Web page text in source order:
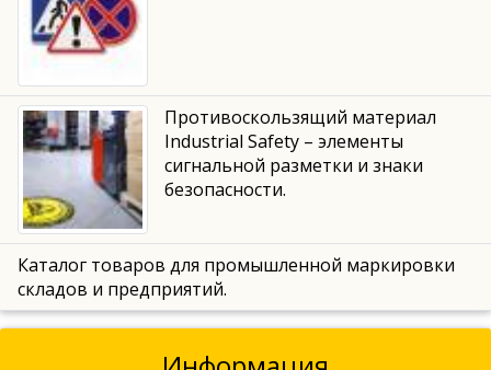
Противоскользящий материал
Industrial Safety – элементы
сигнальной разметки и знаки
безопасности.
Каталог товаров для промышленной маркировки
складов и предприятий.